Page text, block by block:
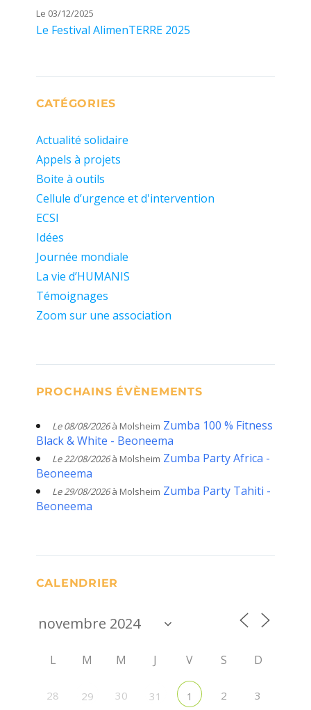
Le 03/12/2025
Le Festival AlimenTERRE 2025
CATÉGORIES
Actualité solidaire
Appels à projets
Boite à outils
Cellule d’urgence et d'intervention
ECSI
Idées
Journée mondiale
La vie d’HUMANIS
Témoignages
Zoom sur une association
PROCHAINS ÉVÈNEMENTS
Le 08/08/2026à Molsheim Zumba 100 % Fitness
Black & White - Beoneema
Le 22/08/2026à Molsheim Zumba Party Africa -
Beoneema
Le 29/08/2026à Molsheim Zumba Party Tahiti -
Beoneema
CALENDRIER
L M M J V S D
28 29 30 31 1 2 3